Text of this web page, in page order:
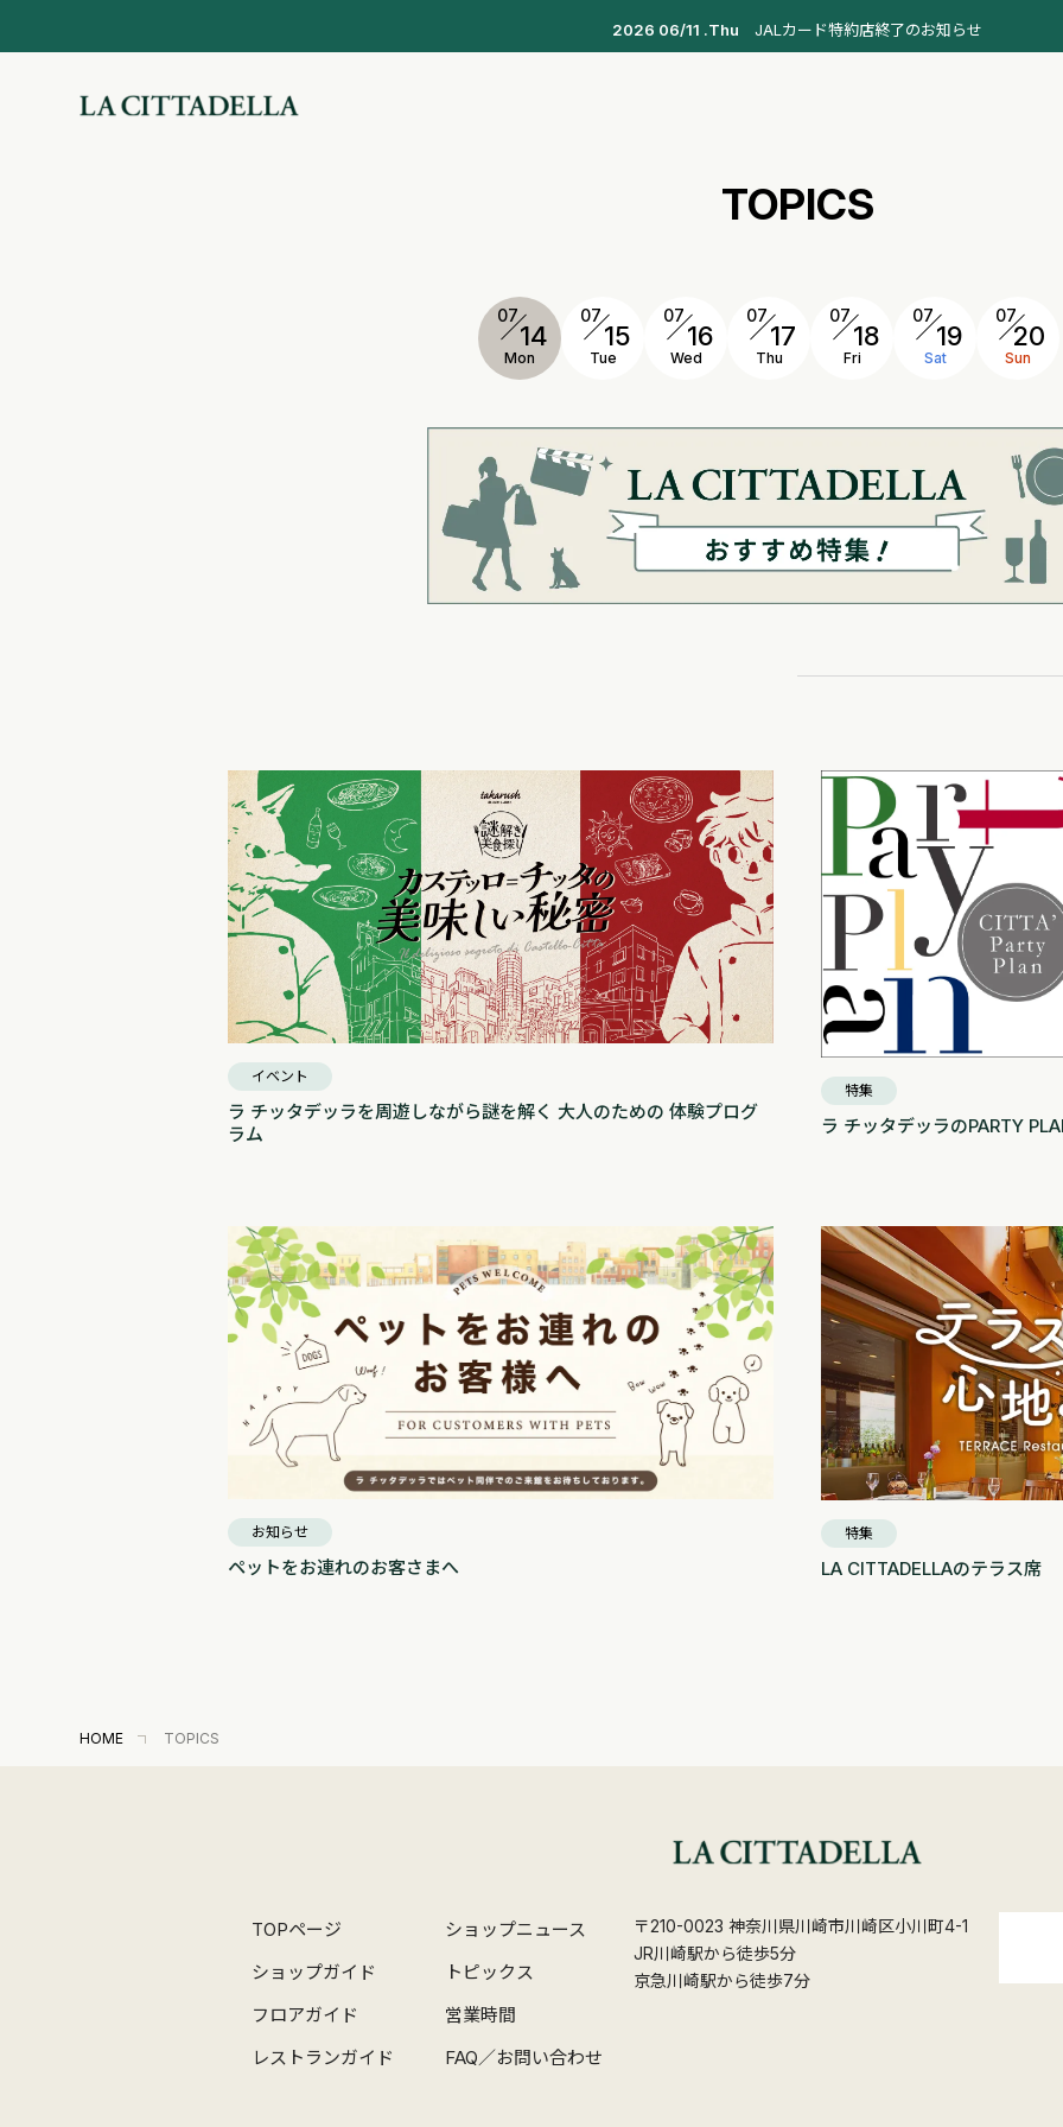
2026 06/11 .Thu JALカード特約店終了のお知らせ
TOPICS
07
14
Mon
07
15
Tue
07
16
Wed
07
17
Thu
07
18
Fri
07
19
Sat
07
20
Sun
イベント
ラ チッタデッラを周遊しながら謎を解く 大人のための 体験プログ
ラム
特集
ラ チッタデッラのPARTY
お知らせ
ペットをお連れのお客さまへ
特集
LA CITTADELLAのテラス席
HOME TOPICS
TOPページ
ショップニュース
ショップガイド
トピックス
フロアガイド
営業時間
レストランガイド
FAQ／お問い合わせ
〒210-0023 神奈川県川崎市川崎区小川町4-1
JR川崎駅から徒歩5分
京急川崎駅から徒歩7分